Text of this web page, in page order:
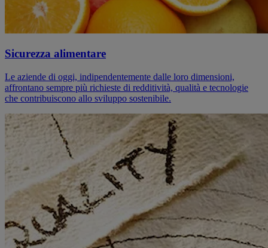
Sicurezza alimentare
Le aziende di oggi, indipendentemente dalle loro dimensioni,
affrontano sempre più richieste di redditività, qualità e tecnologie
che contribuiscono allo sviluppo sostenibile.